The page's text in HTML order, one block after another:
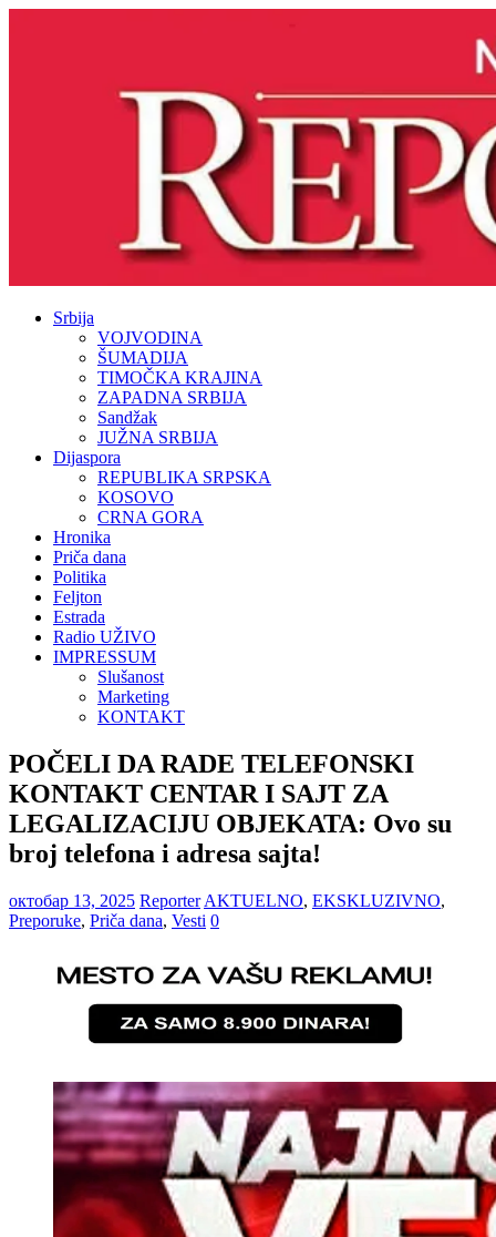
Srbija
VOJVODINA
ŠUMADIJA
TIMOČKA KRAJINA
ZAPADNA SRBIJA
Sandžak
JUŽNA SRBIJA
Dijaspora
REPUBLIKA SRPSKA
KOSOVO
CRNA GORA
Hronika
Priča dana
Politika
Feljton
Estrada
Radio UŽIVO
IMPRESSUM
Slušanost
Marketing
KONTAKT
POČELI DA RADE TELEFONSKI
KONTAKT CENTAR I SAJT ZA
LEGALIZACIJU OBJEKATA: Ovo su
broj telefona i adresa sajta!
октобар 13, 2025 Reporter AKTUELNO, EKSKLUZIVNO,
Preporuke, Priča dana, Vesti 0